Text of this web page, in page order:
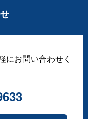
にお問い合わせく